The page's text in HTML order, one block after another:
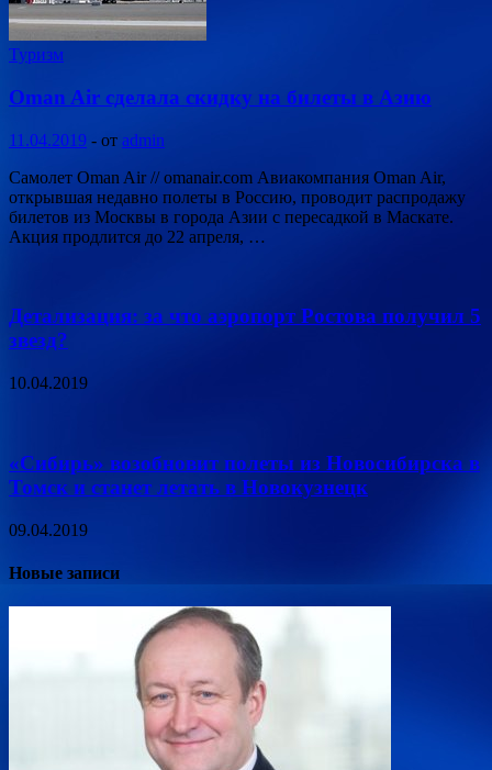
Туризм
Oman Air сделала скидку на билеты в Азию
11.04.2019 - от admin
Самолет Oman Air // omanair.com Авиакомпания Oman Air,
открывшая недавно полеты в Россию, проводит распродажу
билетов из Москвы в города Азии с пересадкой в Маскате.
Акция продлится до 22 апреля, …
Детализация: за что аэропорт Ростова получил 5
звезд?
10.04.2019
«Сибирь» возобновит полеты из Новосибирска в
Томск и станет летать в Новокузнецк
09.04.2019
Новые записи